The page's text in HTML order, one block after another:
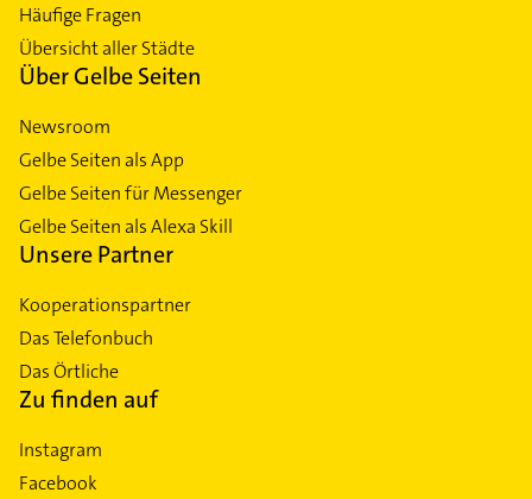
Häufige Fragen
Übersicht aller Städte
Über Gelbe Seiten
Newsroom
Gelbe Seiten als App
Gelbe Seiten für Messenger
Gelbe Seiten als Alexa Skill
Unsere Partner
Kooperationspartner
Das Telefonbuch
Das Örtliche
Zu finden auf
Instagram
Facebook